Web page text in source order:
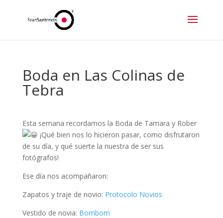
Boda en Las Colinas de
Tebra
Esta semana recordamos la Boda de Tamara y Rober
¡Qué bien nos lo hicieron pasar, como disfrutaron
de su día, y qué suerte la nuestra de ser sus
fotógrafos!
Ese día nos acompañaron:
Zapatos y traje de novio: Protocolo Novios
Vestido de novia: Bombom